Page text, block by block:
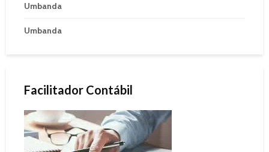
Umbanda
Umbanda
Facilitador Contábil